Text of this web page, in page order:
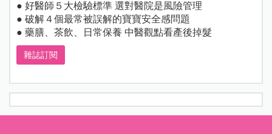
● 好醫師５大檢驗標準 選對醫院是風險管理
● 破解４個最常被誤解的寶寶安全感問題
● 藥膳、茶飲、日常保養 中醫觀點看產後掉髮
雜誌訂閱